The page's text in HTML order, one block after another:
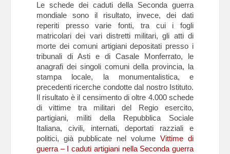
Le schede dei caduti della Seconda guerra
mondiale sono il risultato, invece, dei dati
reperiti presso varie fonti, tra cui i fogli
matricolari dei vari distretti militari, gli atti di
morte dei comuni artigiani depositati presso i
tribunali di Asti e di Casale Monferrato, le
anagrafi dei singoli comuni della provincia, la
stampa locale, la monumentalistica, e
precedenti ricerche condotte dal nostro Istituto.
Il risultato è il censimento di oltre 4.000 schede
di vittime tra militari del Regio esercito,
partigiani, militi della Repubblica Sociale
Italiana, civili, internati, deportati razziali e
politici, già pubblicate nel volume Vittime di
guerra – I caduti artigiani nella Seconda guerra